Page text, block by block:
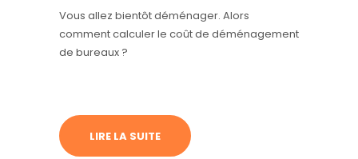
Vous allez bientôt déménager. Alors
comment calculer le coût de déménagement
de bureaux ?
LIRE LA SUITE